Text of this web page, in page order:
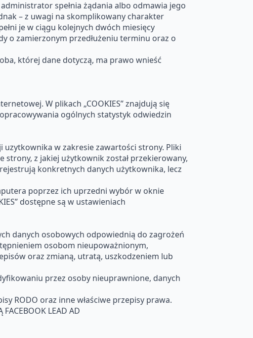
spełnia żądania albo odmawia jego
– z uwagi na skomplikowany charakter
je w ciągu kolejnych dwóch miesięcy
o zamierzonym przedłużeniu terminu oraz o
której dane dotyczą, ma prawo wnieść
W plikach „COOKIES” znajdują się
ogólnych statystyk odwiedzin
w zakresie zawartości strony. Pliki
z jakiej użytkownik został przekierowany,
konkretnych danych użytkownika, lecz
poprzez ich uprzedni wybór w oknie
dostępne są w ustawieniach
danych osobowych odpowiednią do zagrożeń
osobom nieupoważnionym,
oraz zmianą, utratą, uszkodzeniem lub
przez osoby nieuprawnione, danych
RODO oraz inne właściwe przepisy prawa.
FACEBOOK LEAD AD